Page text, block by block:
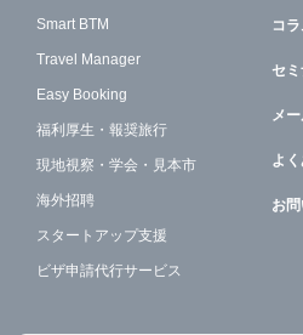
Smart BTM
Travel Manager
Easy Booking
福利厚生・報奨旅行
現地視察・学会・見本市
海外招聘
スタートアップ支援
ビザ申請代行サービス
コ
セミ
メ
よ
お